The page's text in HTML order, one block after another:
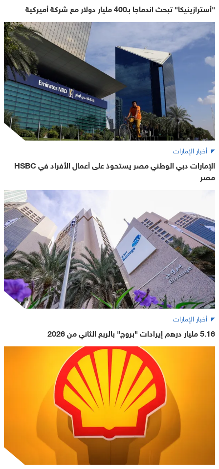
"أسترازينيكا" تبحث اندماجا بـ400 مليار دولار مع شركة أميركية
أخبار الإمارات
الإمارات دبي الوطني مصر يستحوذ على أعمال الأفراد في HSBC
مصر
أخبار الإمارات
5.16 مليار درهم إيرادات "بروج" بالربع الثاني من 2026